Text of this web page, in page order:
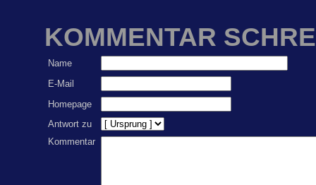
KOMMENTAR
Name
E-Mail
Homepage
Antwort zu
Kommentar